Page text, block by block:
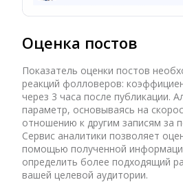
Оценка постов
Показатель оценки постов
реакций фолловеров:
через 3 часа после публикации.
параметр, основываясь на
отношению к другим записям за
Сервис аналитики позволяет
помощью полученной
определить более подходящий
вашей целевой аудитории.